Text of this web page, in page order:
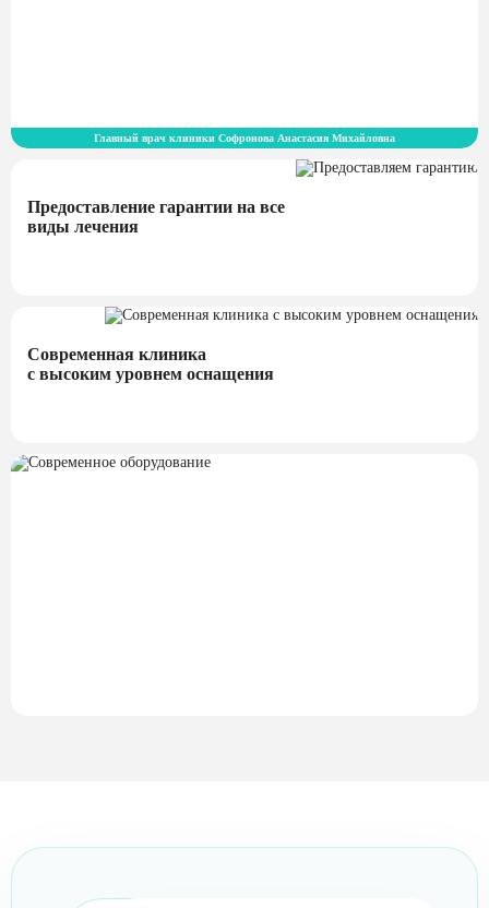
Главный врач клиники Софронова Анастасия Михайловна
Предоставление гарантии на все
виды лечения
Современная клиника
с высоким уровнем оснащения